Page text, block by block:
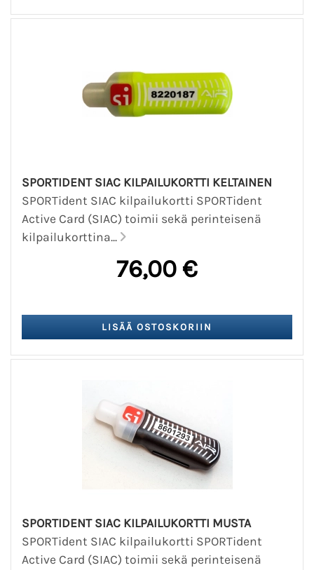
SPORTIDENT SIAC KILPAILUKORTTI KELTAINEN
SPORTident SIAC kilpailukortti SPORTident
Active Card (SIAC) toimii sekä perinteisenä
kilpailukorttina...
76,00 €
SPORTIDENT SIAC KILPAILUKORTTI MUSTA
SPORTident SIAC kilpailukortti SPORTident
Active Card (SIAC) toimii sekä perinteisenä